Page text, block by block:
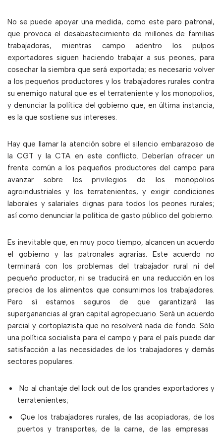
No se puede apoyar una medida, como este paro patronal,
que provoca el desabastecimiento de millones de familias
trabajadoras, mientras campo adentro los pulpos
exportadores siguen haciendo trabajar a sus peones, para
cosechar la siembra que será exportada; es necesario volver
a los pequeños productores y los trabajadores rurales contra
su enemigo natural que es el terrateniente y los monopolios,
y denunciar la política del gobierno que, en última instancia,
es la que sostiene sus intereses.
Hay que llamar la atención sobre el silencio embarazoso de
la CGT y la CTA en este conflicto. Deberían ofrecer un
frente común a los pequeños productores del campo para
avanzar sobre los privilegios de los monopolios
agroindustriales y los terratenientes, y exigir condiciones
laborales y salariales dignas para todos los peones rurales;
así como denunciar la política de gasto público del gobierno.
Es inevitable que, en muy poco tiempo, alcancen un acuerdo
el gobierno y las patronales agrarias. Este acuerdo no
terminará con los problemas del trabajador rural ni del
pequeño productor, ni se traducirá en una reducción en los
precios de los alimentos que consumimos los trabajadores.
Pero sí estamos seguros de que garantizará las
superganancias al gran capital agropecuario. Será un acuerdo
parcial y cortoplazista que no resolverá nada de fondo. Sólo
una política socialista para el campo y para el país puede dar
satisfacción a las necesidades de los trabajadores y demás
sectores populares.
No al chantaje del lock out de los grandes exportadores y
terratenientes;
Que los trabajadores rurales, de las acopiadoras, de los
puertos y transportes, de la carne, de las empresas